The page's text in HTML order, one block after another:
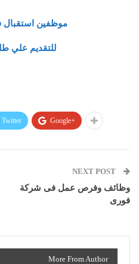
موظفين استقبال
للتقديم علي
Twitter Google+
NEXT POST
وظائف وفرص عمل فى شركة
فورى
More From Author